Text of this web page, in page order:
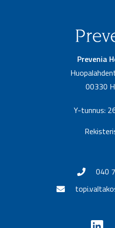
Prevenia
00330
Y-tunnus:
040